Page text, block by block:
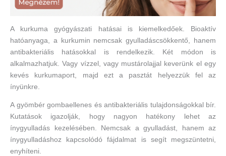
A kurkuma gyógyászati hatásai is kiemelkedőek. Bioaktív
hatóanyaga, a kurkumin nemcsak gyulladáscsökkentő, hanem
antibakteriális hatásokkal is rendelkezik. Két módon is
alkalmazhatjuk. Vagy vízzel, vagy mustárolajjal keverünk el egy
kevés kurkumaport, majd ezt a pasztát helyezzük fel az
ínyünkre.
A gyömbér gombaellenes és antibakteriális tulajdonságokkal bír.
Kutatások igazolják, hogy nagyon hatékony lehet az
ínygyulladás kezelésében. Nemcsak a gyulladást, hanem az
ínygyulladáshoz kapcsolódó fájdalmat is segít megszüntetni,
enyhíteni.